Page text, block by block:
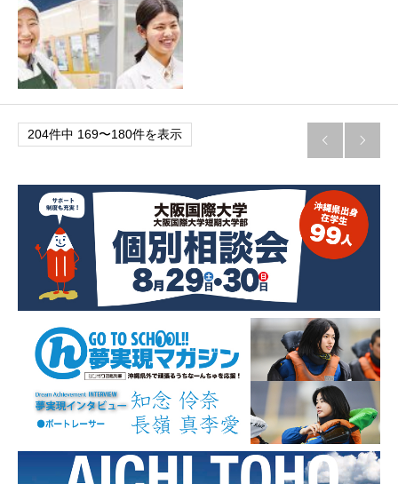
204件中 169〜180件を表示  